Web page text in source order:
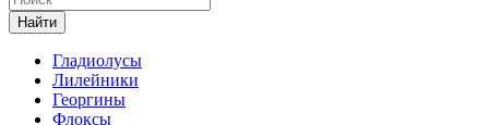
Гладиолусы
Лилейники
Георгины
Флоксы